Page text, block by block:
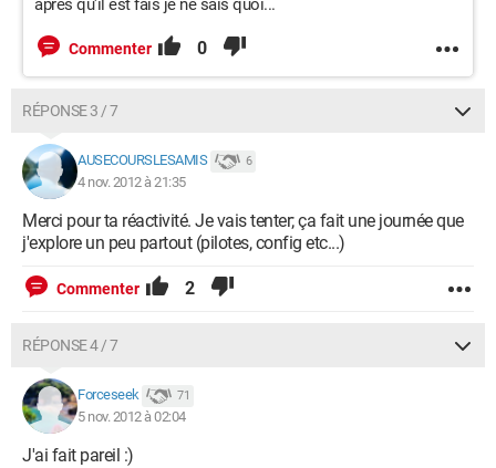
apres qu'il est fais je ne sais quoi...
Commenter 0
RÉPONSE 3 / 7
AUSECOURSLESAMIS 6
4 nov. 2012 à 21:35
Merci pour ta réactivité. Je vais tenter; ça fait une journée que
j'explore un peu partout (pilotes, config etc...)
Commenter 2
RÉPONSE 4 / 7
Forceseek 71
5 nov. 2012 à 02:04
J'ai fait pareil :)